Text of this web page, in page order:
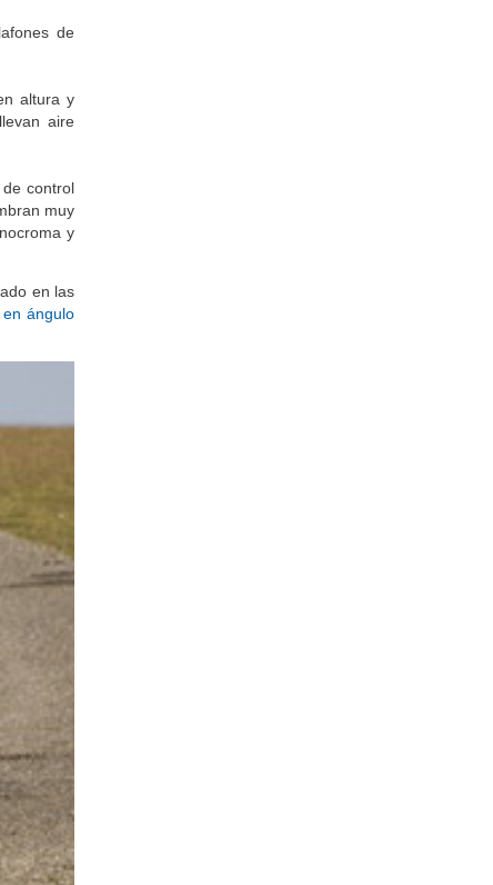
de
altura y
aire
control
muy
en las